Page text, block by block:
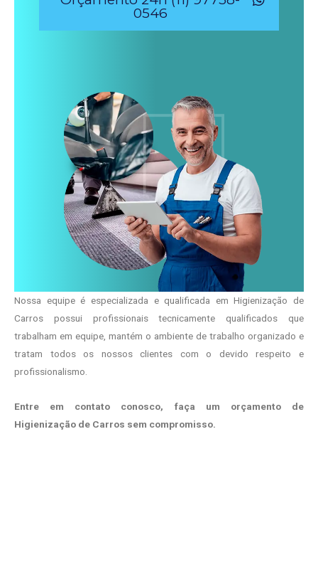
0546
Nossa equipe é especializada e qualificada em Higienização de
Carros possui profissionais tecnicamente qualificados que
trabalham em equipe, mantém o ambiente de trabalho organizado e
tratam todos os nossos clientes com o devido respeito e
profissionalismo.
Entre em contato conosco, faça um orçamento de
Higienização de Carros sem compromisso.